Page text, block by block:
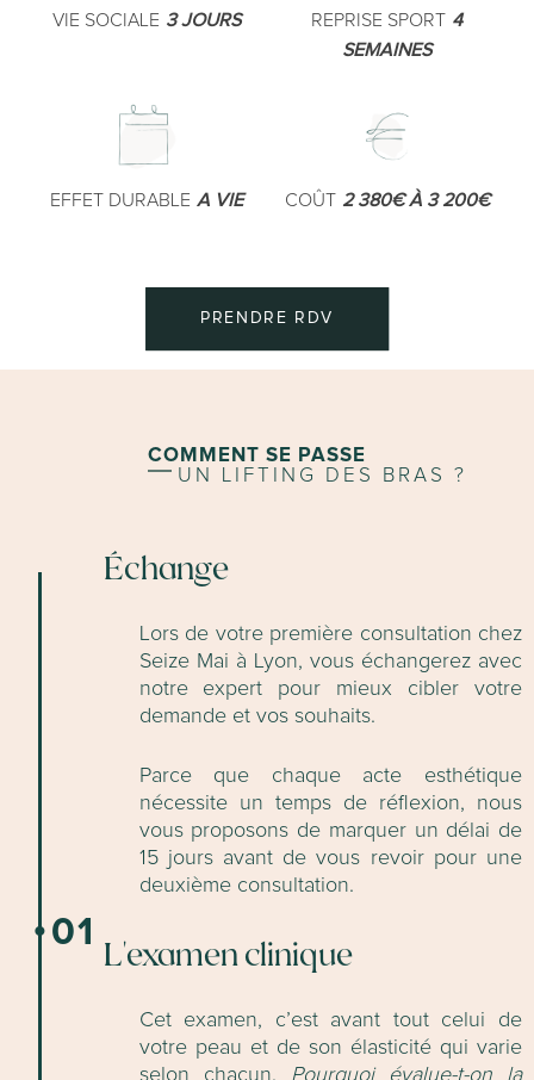
PRENDRE RDV
VIE SOCIALE 3 JOURS REPRISE SPORT 4
SEMAINES
EFFET DURABLE A VIE COÛT 2 380€ À 3 200€
01
COMMENT SE PASSE
UN LIFTING DES BRAS ?
Échange
Lors de votre première consultation chez
Seize Mai à Lyon, vous échangerez avec
notre expert pour mieux cibler votre
demande et vos souhaits.
Parce que chaque acte esthétique
nécessite un temps de réflexion, nous
vous proposons de marquer un délai de
15 jours avant de vous revoir pour une
deuxième consultation.
L'examen clinique
Cet examen, c’est avant tout celui de
votre peau et de son élasticité qui varie
selon chacun. Pourquoi évalue-t-on la